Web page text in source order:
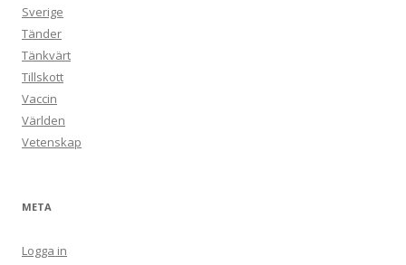
Sverige
Tänder
Tänkvärt
Tillskott
Vaccin
Världen
Vetenskap
META
Logga in